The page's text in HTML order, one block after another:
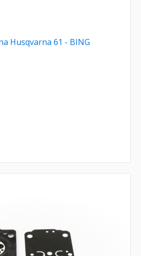
Husqvarna 61 - BING